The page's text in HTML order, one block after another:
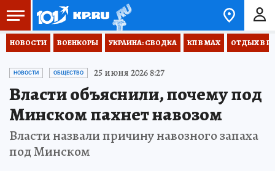
НОВОСТИ ВОЕНКОРЫ УКРАИНА: СВОДКА КП В МАХ ОТДЫХ В
НОВОСТИ ОБЩЕСТВО 25 июня 2026 8:27
Власти объяснили, почему под
Минском пахнет навозом
Власти назвали причину навозного запаха
под Минском